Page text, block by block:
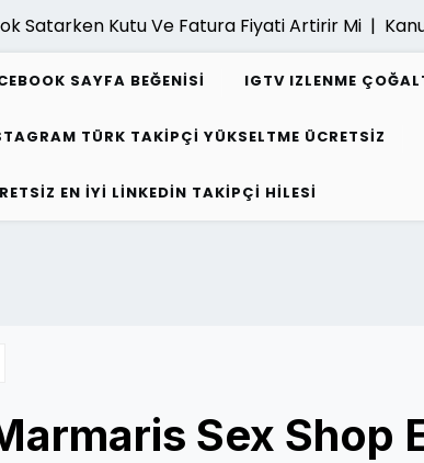
Satarken Kutu Ve Fatura Fiyati Artirir Mi |
SAYFA BEĞENISI IGTV IZLENME
TÜRK TAKIPÇI YÜKSELTME ÜCRETSIZ
EN İYI LINKEDIN TAKIPÇI HILESI
Sex Shop